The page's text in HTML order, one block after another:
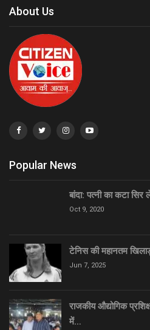
About Us
Popular News
बांदा: पत्नी का कटा
Oct 9, 2020
टेनिस की महानतम
Jun 7, 2025
राजकीय औद्योगिक
में…